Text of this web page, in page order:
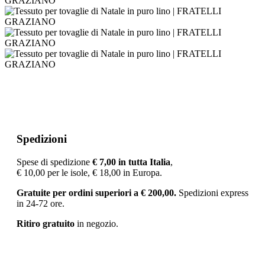
Spedizioni
Spese di spedizione € 7,00 in tutta Italia,
€ 10,00 per le isole, € 18,00 in Europa.
Gratuite per ordini superiori a € 200,00. Spedizioni express
in 24-72 ore.
Ritiro gratuito in negozio.